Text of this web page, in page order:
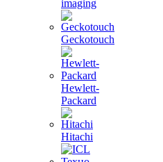
imaging
Geckotouch
Hewlett-
Packard
Hitachi